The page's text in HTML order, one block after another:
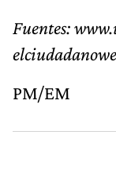
Fuentes:
PM/EM